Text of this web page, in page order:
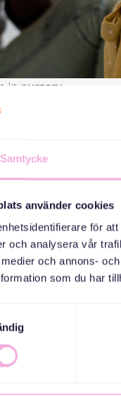
Samtycke
använder cookies
för
och analysera vår
och annons-
som du har
in nursery
med Fylkingen!
300 konstnärer,